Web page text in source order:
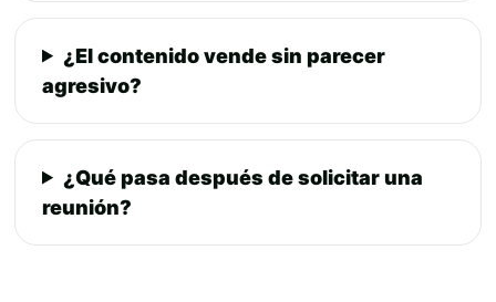
¿El contenido vende sin parecer
agresivo?
¿Qué pasa después de solicitar una
reunión?